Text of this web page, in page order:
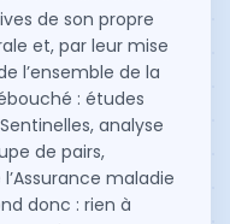
de son propre
et, par leur mise
l’ensemble de la
: études
analyse
de pairs,
maladie
donc : rien à